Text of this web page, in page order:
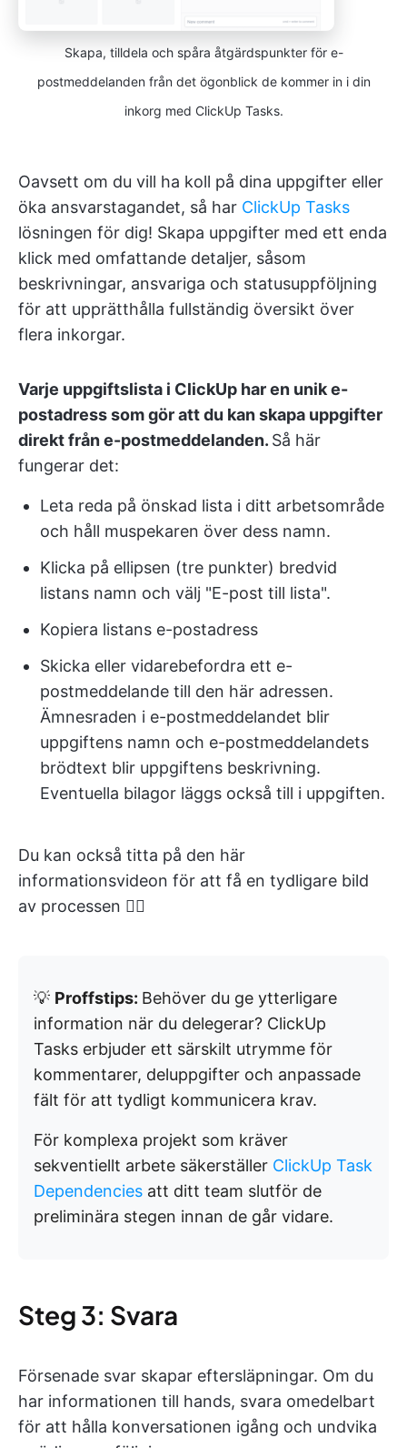
Skapa, tilldela och spåra åtgärdspunkter för e-
postmeddelanden från det ögonblick de kommer in i din
inkorg med ClickUp Tasks.
Oavsett om du vill ha koll på dina uppgifter eller
öka ansvarstagandet, så har ClickUp Tasks
lösningen för dig! Skapa uppgifter med ett enda
klick med omfattande detaljer, såsom
beskrivningar, ansvariga och statusuppföljning
för att upprätthålla fullständig översikt över
flera inkorgar.
Varje uppgiftslista i ClickUp har en unik e-
postadress som gör att du kan skapa uppgifter
direkt från e-postmeddelanden. Så här
fungerar det:
Leta reda på önskad lista i ditt arbetsområde
och håll muspekaren över dess namn.
Klicka på ellipsen (tre punkter) bredvid
listans namn och välj "E-post till lista".
Kopiera listans e-postadress
Skicka eller vidarebefordra ett e-
postmeddelande till den här adressen.
Ämnesraden i e-postmeddelandet blir
uppgiftens namn och e-postmeddelandets
brödtext blir uppgiftens beskrivning.
Eventuella bilagor läggs också till i uppgiften.
Du kan också titta på den här
informationsvideon för att få en tydligare bild
av processen 👇🏽
💡 Proffstips: Behöver du ge ytterligare
information när du delegerar? ClickUp
Tasks erbjuder ett särskilt utrymme för
kommentarer, deluppgifter och anpassade
fält för att tydligt kommunicera krav.
För komplexa projekt som kräver
sekventiellt arbete säkerställer ClickUp Task
Dependencies att ditt team slutför de
preliminära stegen innan de går vidare.
Steg 3: Svara
Försenade svar skapar eftersläpningar. Om du
har informationen till hands, svara omedelbart
för att hålla konversationen igång och undvika